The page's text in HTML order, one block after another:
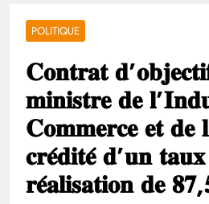
POLITIQUE
𝐂𝐨𝐧𝐭𝐫𝐚𝐭
𝐦𝐢𝐧𝐢𝐬𝐭𝐫𝐞 𝐝𝐞
𝐂𝐨𝐦𝐦𝐞𝐫𝐜𝐞 𝐞𝐭 𝐝𝐞
𝐜𝐫𝐞́𝐝𝐢𝐭𝐞́ 𝐝’𝐮𝐧
𝐫𝐞́𝐚𝐥𝐢𝐬𝐚𝐭𝐢𝐨𝐧 𝐝𝐞